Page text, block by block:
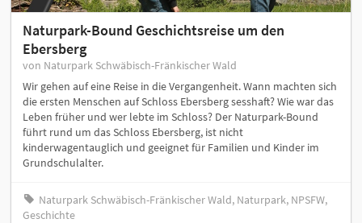
Naturpark-Bound Geschichtsreise um den
Ebersberg
von Naturpark Schwäbisch-Fränkischer Wald
Wir gehen auf eine Reise in die Vergangenheit. Wann machten sich
die ersten Menschen auf Schloss Ebersberg sesshaft? Wie war das
Leben früher und wer lebte im Schloss? Der Naturpark-Bound
führt rund um das Schloss Ebersberg, ist nicht
kinderwagentauglich und geeignet für Familien und Kinder im
Grundschulalter.
Naturpark Schwäbisch-Fränkischer Wald, Naturpark, NPSFW,
Geschichte